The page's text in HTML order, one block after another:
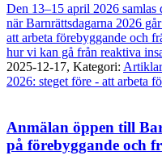
Den 13–15 april 2026 samlas
när Barnrättsdagarna 2026
att arbeta förebyggande och
hur vi kan gå från reaktiva
2025-12-17, Kategori: Artiklar
2026: steget före - att arbeta
Anmälan öppen till
på förebyggande och